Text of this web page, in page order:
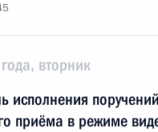
вторник
исполнения
приёма в режиме